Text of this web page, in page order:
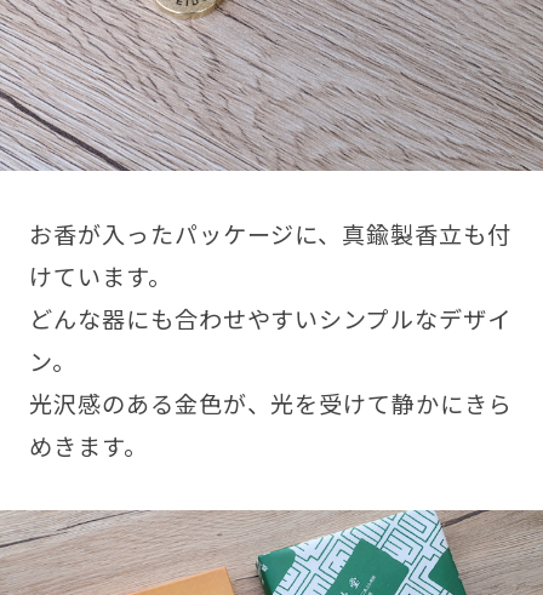
お香が入ったパッケージに、真鍮製香立も付
けています。
どんな器にも合わせやすいシンプルなデザイ
ン。
光沢感のある金色が、光を受けて静かにきら
めきます。